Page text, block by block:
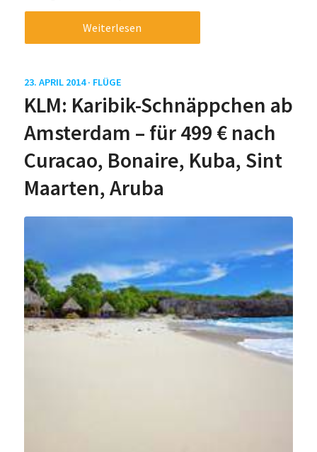
Weiterlesen
23. APRIL 2014 · FLÜGE
KLM: Karibik-Schnäppchen ab
Amsterdam – für 499 € nach
Curacao, Bonaire, Kuba, Sint
Maarten, Aruba